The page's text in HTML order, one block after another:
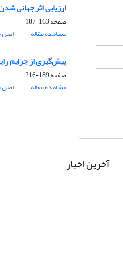
ارزیابی اثر جهانی
صفحه163-187
مشاهده مقاله
اصل
پیش‌گیری از جرایم
صفحه189-216
مشاهده مقاله
اصل
آخرین اخبار